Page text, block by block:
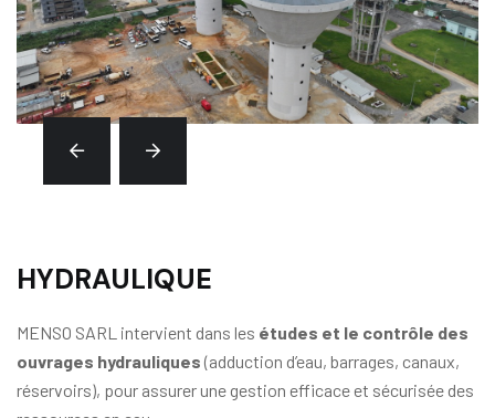
HYDRAULIQUE
MENSO SARL intervient dans les études et le contrôle des
ouvrages hydrauliques (adduction d’eau, barrages, canaux,
réservoirs), pour assurer une gestion efficace et sécurisée des